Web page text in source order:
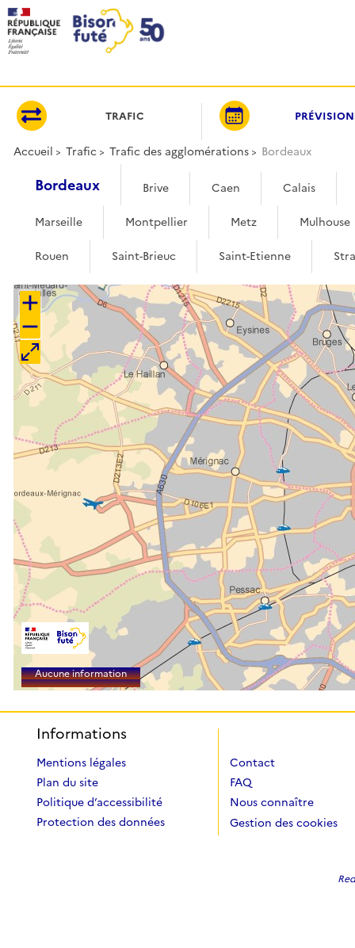
TRAFIC
Accueil Trafic Trafic des agglomérations Bordeaux
Bordeaux Brive Caen Calais
Marseille Montpellier Metz Mulhouse
Rouen Saint-Brieuc Saint-Etienne
+
−
Aucune information
Informations
Mentions légales
Plan du site
Politique d’accessibilité
Protection des données
Contact
FAQ
Nous connaître
Gestion des cookies
Panneau de gestion des cookies